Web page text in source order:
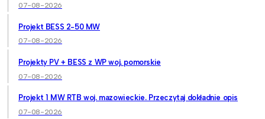
07-08-2026
Projekt BESS 2-50 MW
07-08-2026
Projekty PV + BESS z WP woj. pomorskie
07-08-2026
Projekt 1 MW RTB woj. mazowieckie. Przeczytaj dokładnie opis
07-08-2026